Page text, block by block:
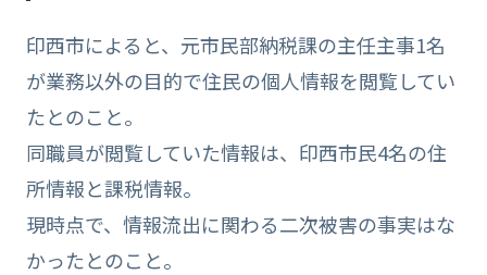
印西市によると、元市民部納税課の主任主事1名
が業務以外の目的で住民の個人情報を閲覧してい
たとのこと。
同職員が閲覧していた情報は、印西市民4名の住
所情報と課税情報。
現時点で、情報流出に関わる二次被害の事実はな
かったとのこと。